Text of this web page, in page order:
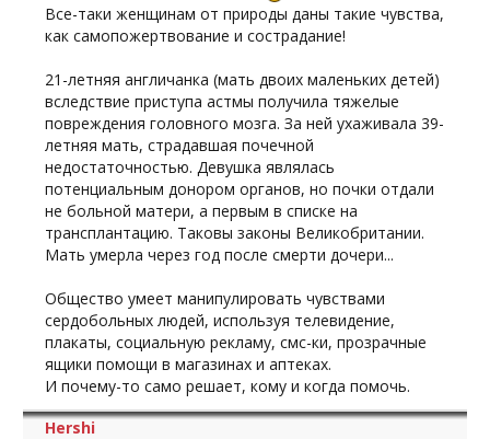
Все-таки женщинам от природы даны такие чувства,
как самопожертвование и сострадание!
21-летняя англичанка (мать двоих маленьких детей)
вследствие приступа астмы получила тяжелые
повреждения головного мозга. За ней ухаживала 39-
летняя мать, страдавшая почечной
недостаточностью. Девушка являлась
потенциальным донором органов, но почки отдали
не больной матери, а первым в списке на
трансплантацию. Таковы законы Великобритании.
Мать умерла через год после смерти дочери...
Общество умеет манипулировать чувствами
сердобольных людей, используя телевидение,
плакаты, социальную рекламу, смс-ки, прозрачные
ящики помощи в магазинах и аптеках.
И почему-то само решает, кому и когда помочь.
Hershi